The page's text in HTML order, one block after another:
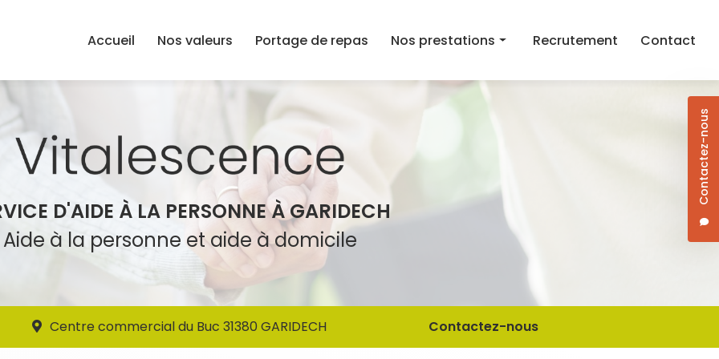
Contactez-nous
Accueil
Nos valeurs Portage de repas Nos prestations
Aide au maintien à domicile
Aide à la mobilité
Jardinage/Bricolage
Recrutement Contact
D'AIDE À LA PERSONNE À GARIDECH
Aide à la personne et aide à domicile
Centre commercial du Buc 31380 GARIDECH Contactez-nous